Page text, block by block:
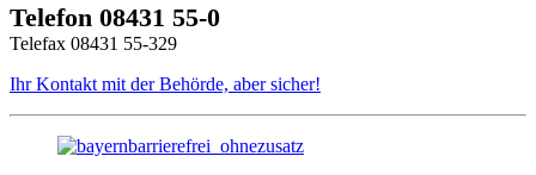
Telefon 08431 55-0
Telefax 08431 55-329
Ihr Kontakt mit der Behörde, aber sicher!